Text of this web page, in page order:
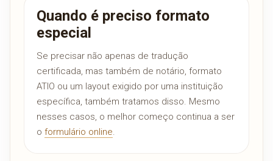
Quando é preciso formato
especial
Se precisar não apenas de tradução
certificada, mas também de notário, formato
ATIO ou um layout exigido por uma instituição
específica, também tratamos disso. Mesmo
nesses casos, o melhor começo continua a ser
o formulário online.